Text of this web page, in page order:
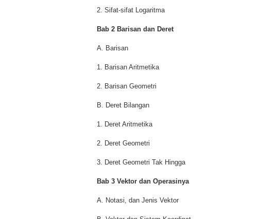
2. Sifat-sifat Logaritma
Bab 2 Barisan dan Deret
A. Barisan
1. Barisan Aritmetika
2. Barisan Geometri
B. Deret Bilangan
1. Deret Aritmetika
2. Deret Geometri
3. Deret Geometri Tak Hingga
Bab 3 Vektor dan Operasinya
A. Notasi, dan Jenis Vektor